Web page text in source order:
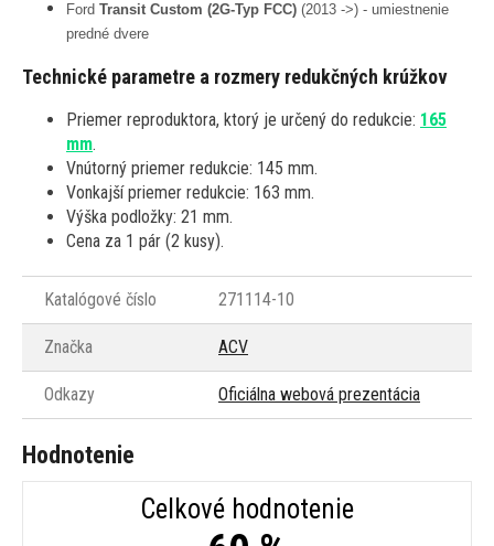
Ford Transit Custom (2G-Typ FCC) (2013 ->) - umiestnenie
predné dvere
Technické parametre a rozmery redukčných krúžkov
Priemer reproduktora, ktorý je určený do redukcie: 165
mm.
Vnútorný priemer redukcie: 145 mm.
Vonkajší priemer redukcie: 163 mm.
Výška podložky: 21 mm.
Cena za 1 pár (2 kusy).
Katalógové číslo 271114-10
Značka ACV
Odkazy Oficiálna webová prezentácia
Hodnotenie
Celkové hodnotenie